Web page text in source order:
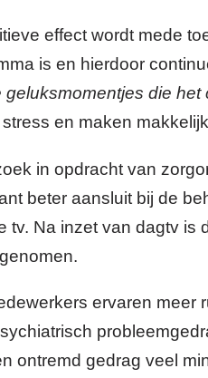
effect wordt mede
is en hierdoor
geluksmomentjes die het
en maken
in opdracht van
beter aansluit bij de
tv. Na inzet van dagtv is
ervaren meer
ontremd gedrag veel